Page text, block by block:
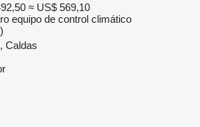
≈ US$ 569,10
equipo de control climático
Caldas